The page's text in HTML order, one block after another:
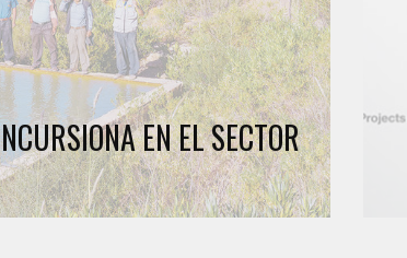
EN EL SECTOR